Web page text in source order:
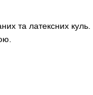
та латексних